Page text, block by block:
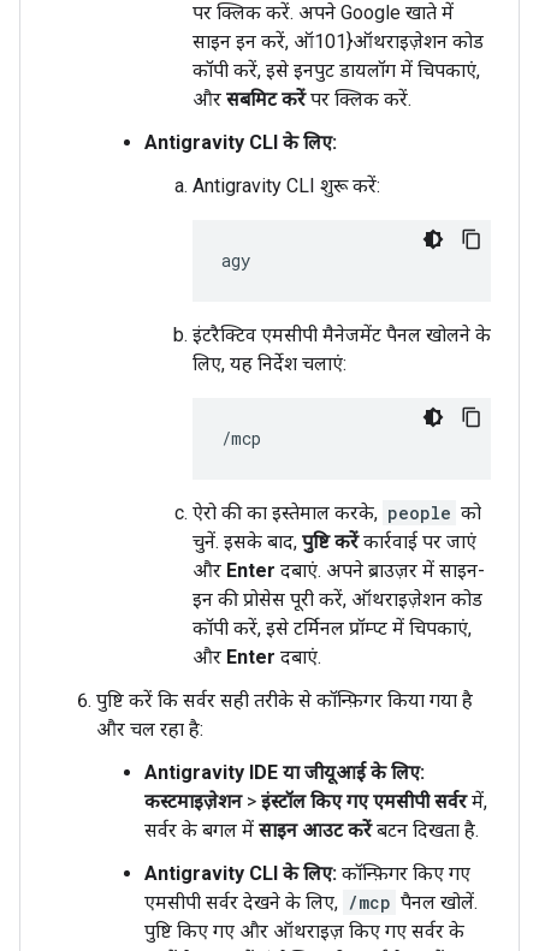
पर क्लिक करें. अपने Google खाते में
साइन इन करें, ऑ101}ऑथराइज़ेशन कोड
कॉपी करें, इसे इनपुट डायलॉग में चिपकाएं,
और सबमिट करेंपर क्लिक करें.
Antigravity CLI के लिए:
Antigravity CLI शुरू करें:
इंटरैक्टिव एमसीपी मैनेजमेंट पैनल खोलने के
लिए, यह निर्देश चलाएं:
ऐरो की का इस्तेमाल करके, people को
चुनें. इसके बाद, पुष्टि करेंकार्रवाई पर जाएं
और Enter दबाएं. अपने ब्राउज़र में साइन-
इन की प्रोसेस पूरी करें, ऑथराइज़ेशन कोड
कॉपी करें, इसे टर्मिनल प्रॉम्प्ट में चिपकाएं,
और Enter दबाएं.
पुष्टि करें कि सर्वर सही तरीके से कॉन्फ़िगर किया गया है
और चल रहा है:
Antigravity IDE या जीयूआई के लिए:
कस्टमाइज़ेशन> इंस्टॉल किए गए एमसीपी सर्वरमें,
सर्वर के बगल में साइन आउट करेंबटन दिखता है.
Antigravity CLI के लिए: कॉन्फ़िगर किए गए
एमसीपी सर्वर देखने के लिए, /mcp पैनल खोलें.
पुष्टि किए गए और ऑथराइज़ किए गए सर्वर के